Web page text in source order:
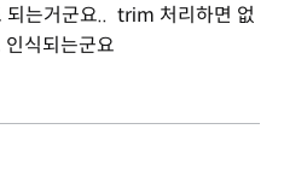
는거군요.. trim 처리하면 없
식되는군요